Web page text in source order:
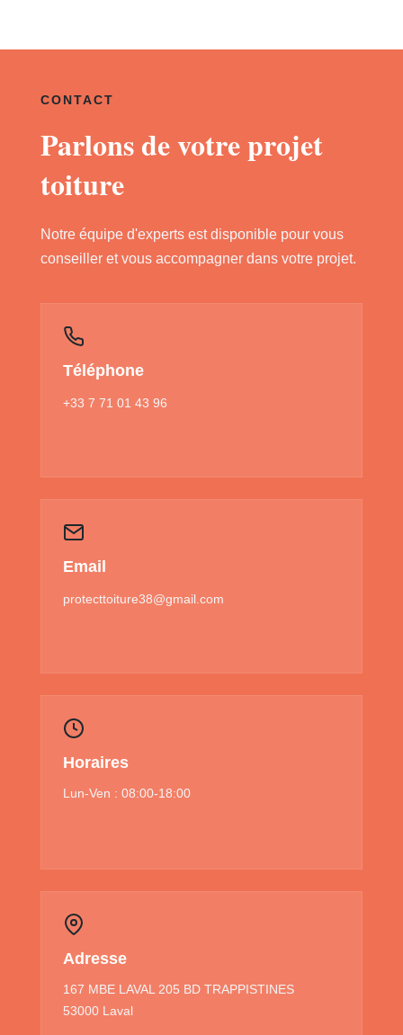
CONTACT
Parlons de votre projet
toiture
Notre équipe d'experts est disponible pour vous
conseiller et vous accompagner dans votre projet.
Téléphone
+33 7 71 01 43 96
Email
protecttoiture38@gmail.com
Horaires
Lun-Ven : 08:00-18:00
Adresse
167 MBE LAVAL 205 BD TRAPPISTINES
53000 Laval